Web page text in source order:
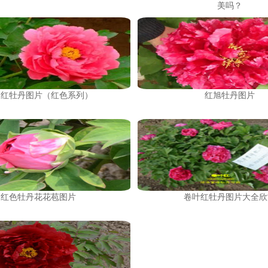
美吗？
牡丹图片（红色系列） 红旭牡丹图片
红色牡丹花花苞图片 卷叶红牡丹图片大全